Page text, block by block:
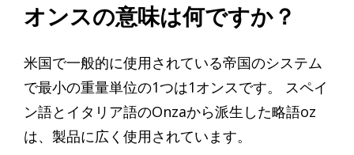
オンスの意味は何ですか？
米国で一般的に使用されている帝国のシステム
で最小の重量単位の1つは1オンスです。 スペイ
ン語とイタリア語のOnzaから派生した略語oz
は、製品に広く使用されています。